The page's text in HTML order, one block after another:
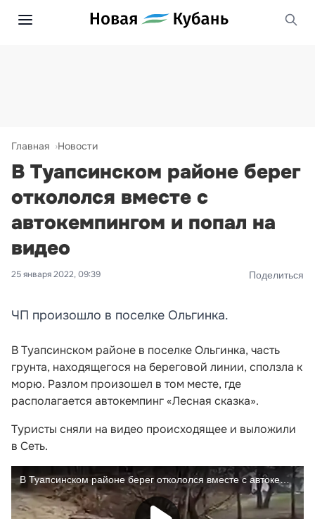
Главная Новости
В Туапсинском районе берег
откололся вместе с
автокемпингом и попал на
видео
25 января 2022, 09:39 Поделиться
ЧП произошло в поселке Ольгинка.
В Туапсинском районе в поселке Ольгинка, часть
грунта, находящегося на береговой линии, сползла к
морю. Разлом произошел в том месте, где
располагается автокемпинг «Лесная сказка».
Туристы сняли на видео происходящее и выложили
в Сеть.